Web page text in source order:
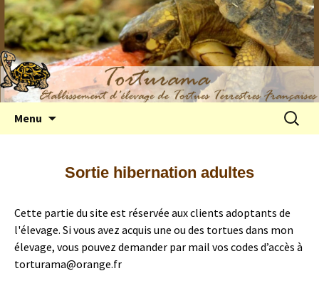
Elevage de tortues terrestres françaises
Hermann
Menu
Sortie hibernation adultes
Cette partie du site est réservée aux clients adoptants de
l'élevage. Si vous avez acquis une ou des tortues dans mon
élevage, vous pouvez demander par mail vos codes d’accès à
torturama@orange.fr